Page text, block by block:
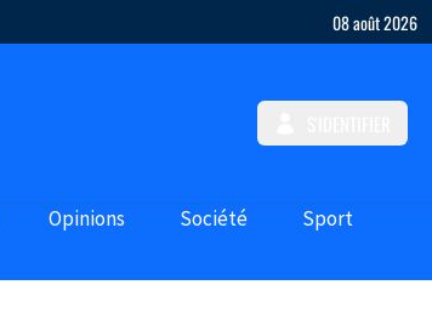
08 août 2026
Opinions Société Sport